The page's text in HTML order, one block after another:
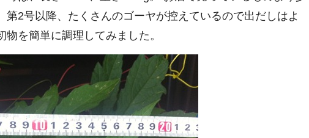
第2号以降、たくさんのゴーヤが控えているので出だしはよ
物を簡単に調理してみました。